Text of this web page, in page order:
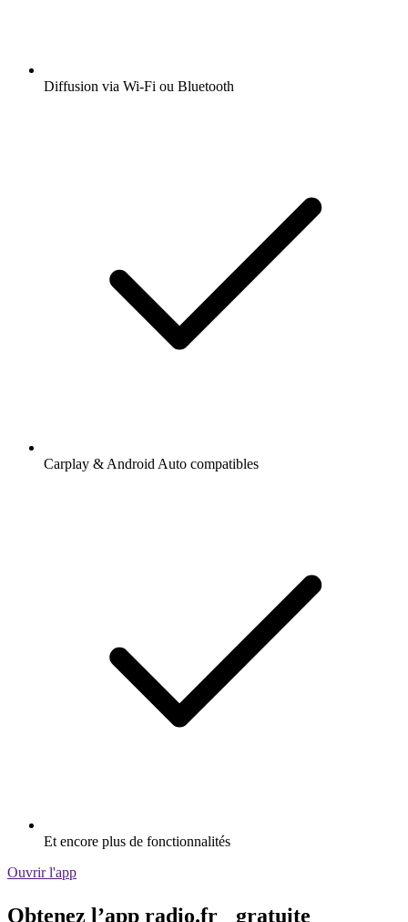
Diffusion via Wi-Fi ou Bluetooth
Carplay & Android Auto compatibles
Et encore plus de fonctionnalités
Ouvrir l'app
Obtenez l’app radio.fr gratuite